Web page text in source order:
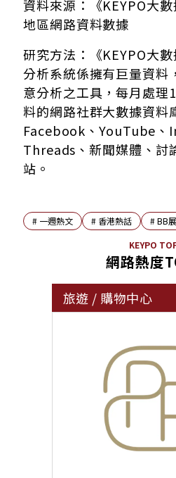
資料來源：《KEYPO大
地區網路資料數據
研究方法：《KEYPO大
分析系統係擁有巨量資料
意分析之工具，每月處理
料的網路社群大數據資料
Facebook、YouTube、
Threads、新聞媒體、討
站。
# 一週熱文 # 香港熱話 #BB展
KEYPO
網路熱度
旅遊 / 購物中心